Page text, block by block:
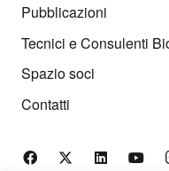
Pubblicazioni
Tecnici e Consulenti
Spazio soci
Contatti